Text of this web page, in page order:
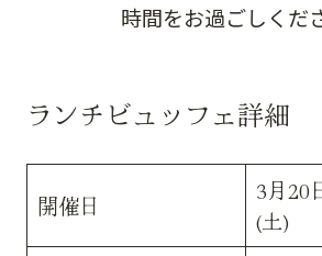
時間をお過ごしくだ
ランチビュッフェ詳細
開催日
3月20
(土)